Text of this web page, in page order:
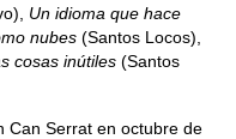
Un idioma que hace
nubes (Santos Locos),
cosas inútiles (Santos
Can Serrat en octubre de